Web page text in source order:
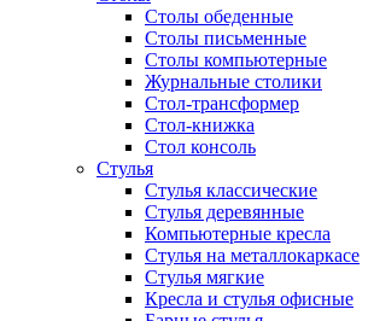
Столы обеденные
Столы письменные
Столы компьютерные
Журнальные столики
Стол-трансформер
Стол-книжка
Стол консоль
Стулья
Стулья классические
Стулья деревянные
Компьютерные кресла
Стулья на металлокаркасе
Стулья мягкие
Кресла и стулья офисные